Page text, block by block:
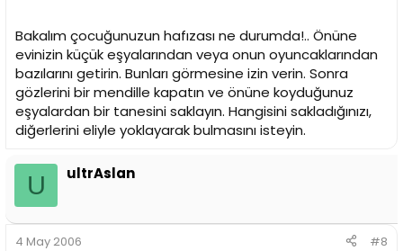
Bakalım çocuğunuzun hafızası ne durumda!.. Önüne
evinizin küçük eşyalarından veya onun oyuncaklarından
bazılarını getirin. Bunları görmesine izin verin. Sonra
gözlerini bir mendille kapatın ve önüne koyduğunuz
eşyalardan bir tanesini saklayın. Hangisini sakladığınızı,
diğerlerini eliyle yoklayarak bulmasını isteyin.
U ultrAslan
4 May 2006 #8